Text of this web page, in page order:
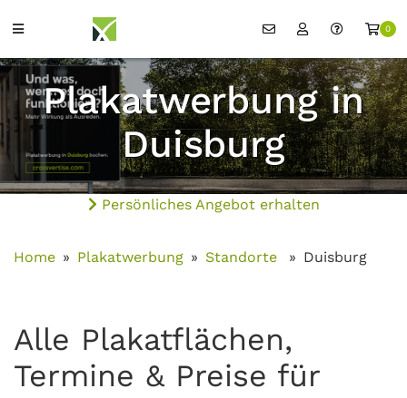
0
Plakatwerbung in
Duisburg
Persönliches Angebot erhalten
Home Plakatwerbung Standorte Duisburg
Alle Plakatflächen,
Termine & Preise für